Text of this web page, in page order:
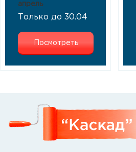
апрель
Только до 30.04
Посмотреть